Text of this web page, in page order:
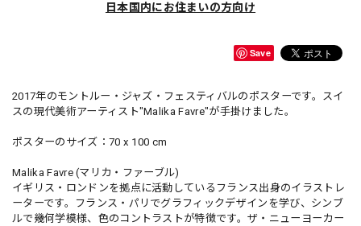
日本国内にお住まいの方向け
Save
2017年のモントルー・ジャズ・フェスティバルのポスターです。スイ
スの現代美術アーティスト"Malika Favre"が手掛けました。
ポスターのサイズ：70 x 100 cm
Malika Favre (マリカ・ファーブル)
イギリス・ロンドンを拠点に活動しているフランス出身のイラストレ
ーターです。フランス・パリでグラフィックデザインを学び、シンブ
ルで幾何学模様、色のコントラストが特徴です。ザ・ニューヨーカー